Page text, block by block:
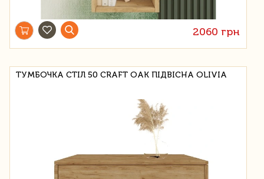
2060 грн
ТУМБОЧКА СТІЛ 50 CRAFT OAK ПІДВІСНА OLIVIA